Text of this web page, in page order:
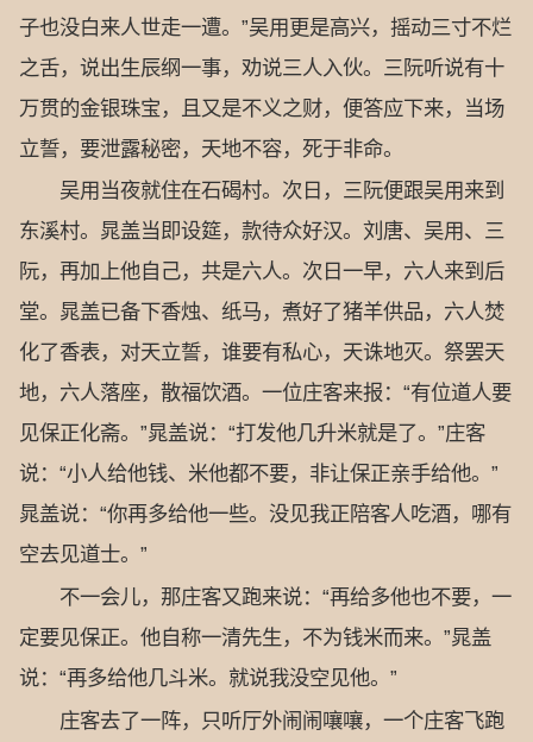
子也没白来人世走一遭。”吴用更是高兴，摇动三寸不烂
之舌，说出生辰纲一事，劝说三人入伙。三阮听说有十
万贯的金银珠宝，且又是不义之财，便答应下来，当场
立誓，要泄露秘密，天地不容，死于非命。
吴用当夜就住在石碣村。次日，三阮便跟吴用来到
东溪村。晁盖当即设筵，款待众好汉。刘唐、吴用、三
阮，再加上他自己，共是六人。次日一早，六人来到后
堂。晁盖已备下香烛、纸马，煮好了猪羊供品，六人焚
化了香表，对天立誓，谁要有私心，天诛地灭。祭罢天
地，六人落座，散福饮酒。一位庄客来报：“有位道人要
见保正化斋。”晁盖说：“打发他几升米就是了。”庄客
说：“小人给他钱、米他都不要，非让保正亲手给他。”
晁盖说：“你再多给他一些。没见我正陪客人吃酒，哪有
空去见道士。”
不一会儿，那庄客又跑来说：“再给多他也不要，一
定要见保正。他自称一清先生，不为钱米而来。”晁盖
说：“再多给他几斗米。就说我没空见他。”
庄客去了一阵，只听厅外闹闹嚷嚷，一个庄客飞跑